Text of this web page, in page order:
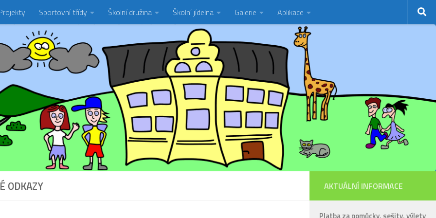
Sportovní třídy Školní družina Školní jídelna Galerie Aplikace
ODKAZY AKTUÁLNÍ INFORMACE